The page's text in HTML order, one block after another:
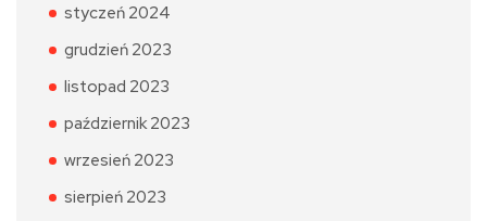
styczeń 2024
grudzień 2023
listopad 2023
październik 2023
wrzesień 2023
sierpień 2023